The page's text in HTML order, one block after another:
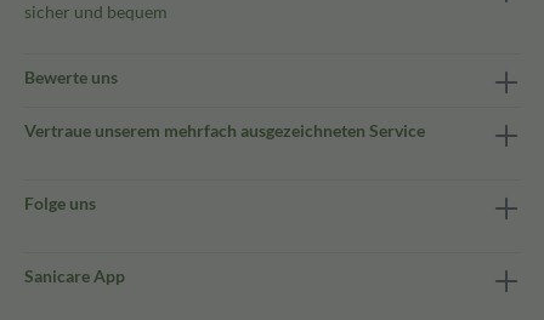
sicher und bequem
Bewerte uns
Vertraue unserem mehrfach ausgezeichneten Service
Folge uns
Sanicare App